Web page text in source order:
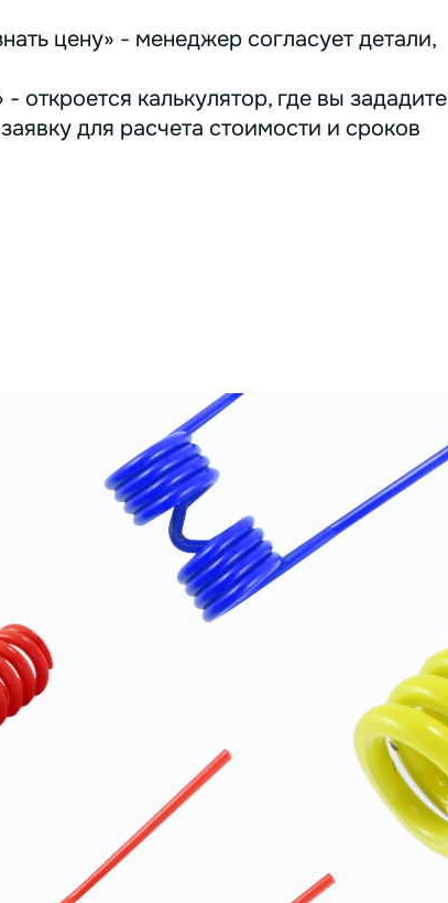
цену» - менеджер согласует детали,
калькулятор, где вы зададите
для расчета стоимости и сроков